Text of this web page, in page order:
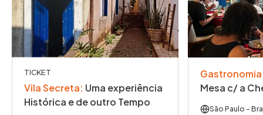
TICKET
Vila Secreta: Uma experiência
Histórica e de outro Tempo
Gastronomia
Mesa c/ a
São Paulo -